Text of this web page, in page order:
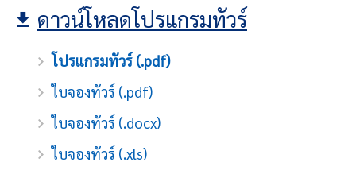
ดาวน์โหลดโปรแกรมทัวร์
โปรแกรมทัวร์ (.pdf)
ใบจองทัวร์ (.pdf)
ใบจองทัวร์ (.docx)
ใบจองทัวร์ (.xls)